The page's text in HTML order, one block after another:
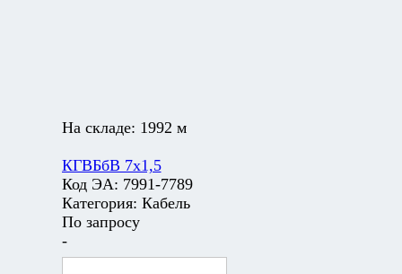
На складе: 1992 м
КГВБбВ 7х1,5
Код ЭА: 7991-7789
Категория: Кабель
По запросу
-